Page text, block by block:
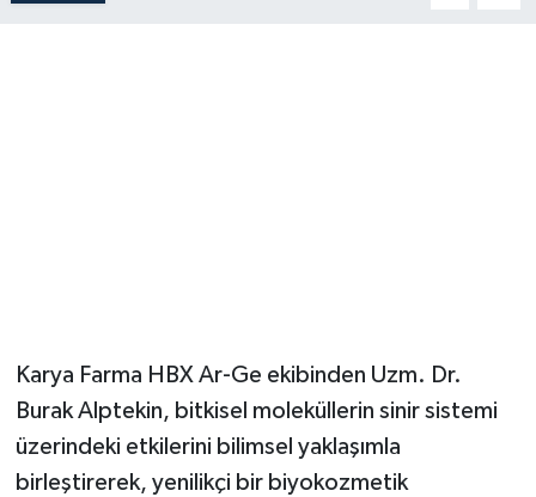
Karya Farma HBX Ar-Ge ekibinden Uzm. Dr.
Burak Alptekin, bitkisel moleküllerin sinir sistemi
üzerindeki etkilerini bilimsel yaklaşımla
birleştirerek, yenilikçi bir biyokozmetik